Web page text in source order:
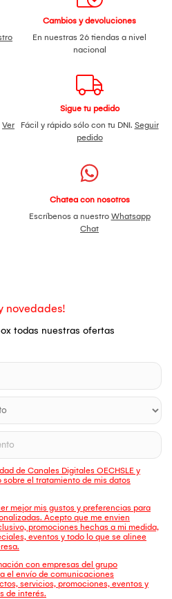
Cambios y devoluciones
En nuestras 26 tiendas a nivel
nacional
Ver
Sigue tu pedido
Fácil y rápido sólo con tu DNI. Seguir
pedido
Chatea con nosotros
Escríbenos a nuestro Whatsapp
Chat
novedades!
todas nuestras ofertas
de Canales Digitales OECHSLE y
el tratamiento de mis datos
mejor mis gustos y preferencias para
Acepto que me envien
promociones hechas a mi medida,
eventos y todo lo que se alinee
con empresas del grupo
el envío de comunicaciones
servicios, promociones, eventos y
de interés.